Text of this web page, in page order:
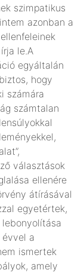
szimpatikus
azonban a
le.A
egyáltalán
hogy
számára
számtalan
választások
ellenére
átírásával
egyetértek,
évvel a
ismertek
amely